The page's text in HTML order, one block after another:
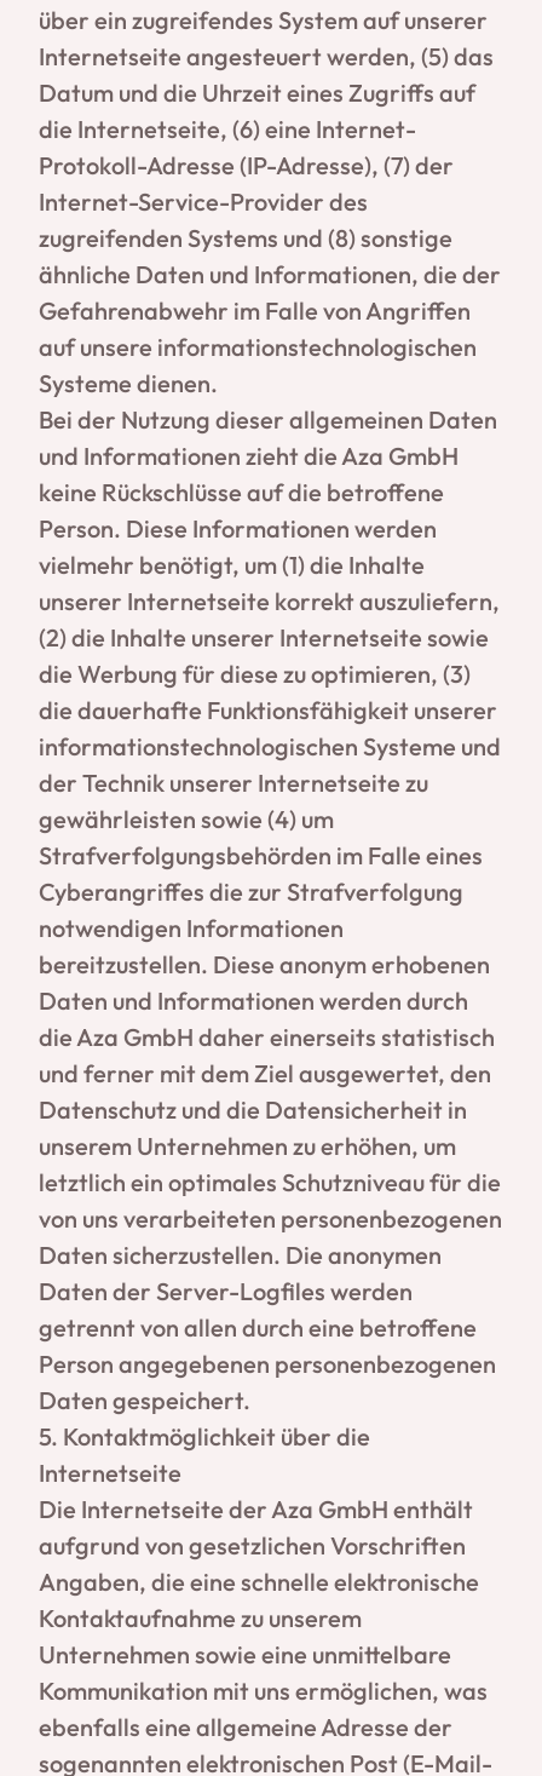
über ein zugreifendes System auf unserer
Internetseite angesteuert werden, (5) das
Datum und die Uhrzeit eines Zugriffs auf
die Internetseite, (6) eine Internet-
Protokoll-Adresse (IP-Adresse), (7) der
Internet-Service-Provider des
zugreifenden Systems und (8) sonstige
ähnliche Daten und Informationen, die der
Gefahrenabwehr im Falle von Angriffen
auf unsere informationstechnologischen
Systeme dienen.
Bei der Nutzung dieser allgemeinen Daten
und Informationen zieht die Aza GmbH
keine Rückschlüsse auf die betroffene
Person. Diese Informationen werden
vielmehr benötigt, um (1) die Inhalte
unserer Internetseite korrekt auszuliefern,
(2) die Inhalte unserer Internetseite sowie
die Werbung für diese zu optimieren, (3)
die dauerhafte Funktionsfähigkeit unserer
informationstechnologischen Systeme und
der Technik unserer Internetseite zu
gewährleisten sowie (4) um
Strafverfolgungsbehörden im Falle eines
Cyberangriffes die zur Strafverfolgung
notwendigen Informationen
bereitzustellen. Diese anonym erhobenen
Daten und Informationen werden durch
die Aza GmbH daher einerseits statistisch
und ferner mit dem Ziel ausgewertet, den
Datenschutz und die Datensicherheit in
unserem Unternehmen zu erhöhen, um
letztlich ein optimales Schutzniveau für die
von uns verarbeiteten personenbezogenen
Daten sicherzustellen. Die anonymen
Daten der Server-Logfiles werden
getrennt von allen durch eine betroffene
Person angegebenen personenbezogenen
Daten gespeichert.
5. Kontaktmöglichkeit über die
Internetseite
Die Internetseite der Aza GmbH enthält
aufgrund von gesetzlichen Vorschriften
Angaben, die eine schnelle elektronische
Kontaktaufnahme zu unserem
Unternehmen sowie eine unmittelbare
Kommunikation mit uns ermöglichen, was
ebenfalls eine allgemeine Adresse der
sogenannten elektronischen Post (E-Mail-